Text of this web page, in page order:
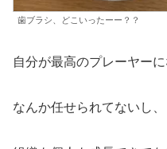
歯ブラシ、どこいったーー？？
自分が最高のプレーヤーに
なんか任せられてないし、